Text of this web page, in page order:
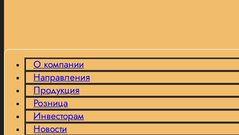
О компании
Направления
Продукция
Розница
Инвесторам
Новости